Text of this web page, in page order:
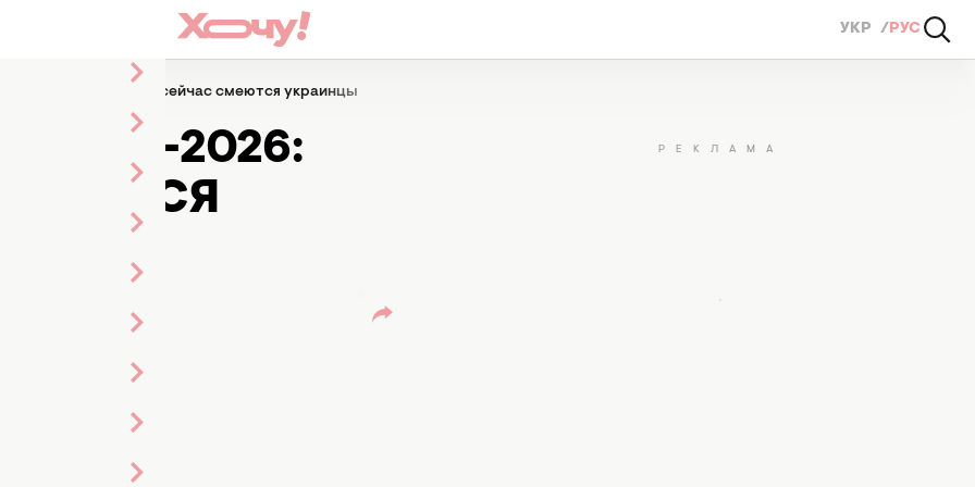
УКР РУС
2026: над чем сейчас смеются украинцы
2026: